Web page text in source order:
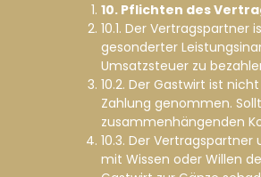
10. Pflichten des
10.1. Der
gesonderter
Umsatzsteuer zu
10.2. Der Gastwirt ist
Zahlung genommen.
zusammenhängenden
10.3. Der
mit Wissen oder Willen